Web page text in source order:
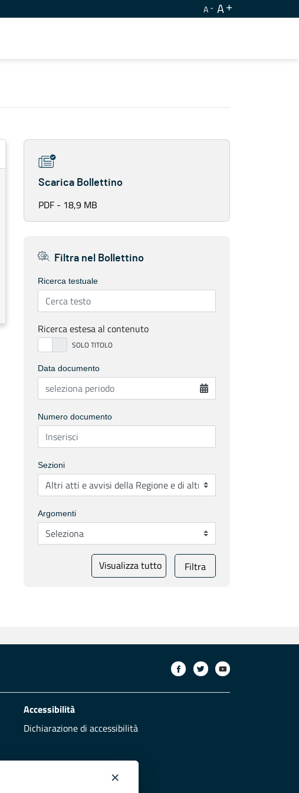
A A
Scarica Bollettino
PDF - 18,9 MB
Filtra nel Bollettino
Ricerca testuale
Ricerca estesa al contenuto
Data documento
Numero documento
Sezioni
Argomenti
Visualizza tutto Filtra
Accessibilità
Dichiarazione di accessibilità
×